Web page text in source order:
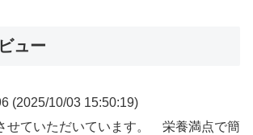
ュー
(2025/10/03 15:50:19)
せていただいています。 栄養満点で簡